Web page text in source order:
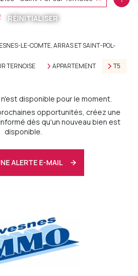
RÉINITIALISER
LE-COMTE, ARRAS ET SAINT-POL-
TERNOISE APPARTEMENT T5
disponible pour le moment.
opportunités, créez une
dès qu'un nouveau bien est
disponible.
ALERTE E-MAIL